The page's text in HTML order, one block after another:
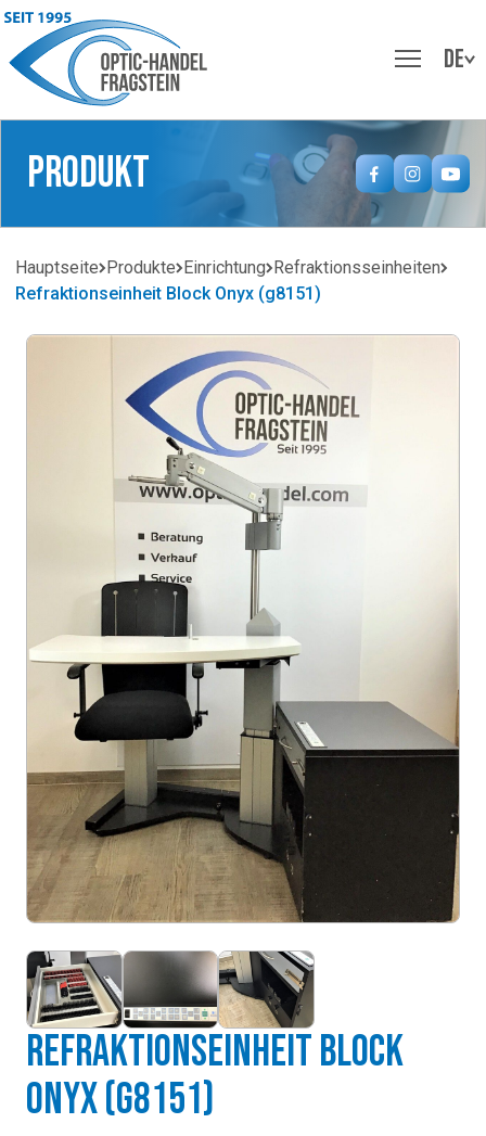
DE
Produkt
Hauptseite Produkte Einrichtung Refraktionsseinheiten
Refraktionseinheit Block Onyx (g8151)
Refraktionseinheit Block
Onyx (g8151)